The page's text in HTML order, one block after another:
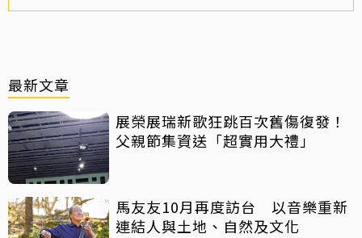
最新文章
展榮展瑞新歌狂跳百次舊傷復發！
父親節集資送「超實用大禮」
馬友友10月再度訪台 以音樂重新
連結人與土地、自然及文化